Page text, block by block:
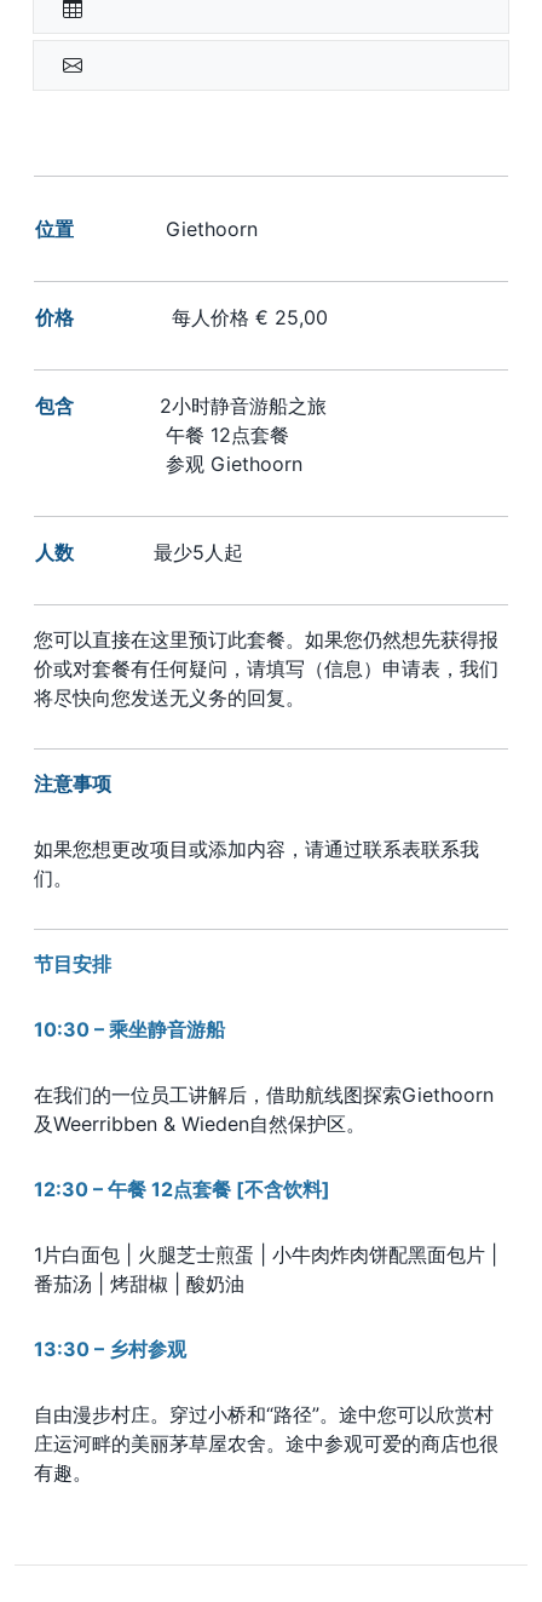
位置 Giethoorn
价格 每人价格 € 25,00
包含
2小时静音游船之旅
午餐 12点套餐
参观 Giethoorn
人数 最少5人起
您可以直接在这里预订此套餐。如果您仍然想先获得报
价或对套餐有任何疑问，请填写（信息）申请表，我们
将尽快向您发送无义务的回复。
注意事项
如果您想更改项目或添加内容，请通过联系表联系我
们。
节目安排
10:30 – 乘坐静音游船
在我们的一位员工讲解后，借助航线图探索Giethoorn
及Weerribben & Wieden自然保护区。
12:30 – 午餐 12点套餐 [不含饮料]
1片白面包 | 火腿芝士煎蛋 | 小牛肉炸肉饼配黑面包片 |
番茄汤 | 烤甜椒 | 酸奶油
13:30 – 乡村参观
自由漫步村庄。穿过小桥和“路径”。途中您可以欣赏村
庄运河畔的美丽茅草屋农舍。途中参观可爱的商店也很
有趣。